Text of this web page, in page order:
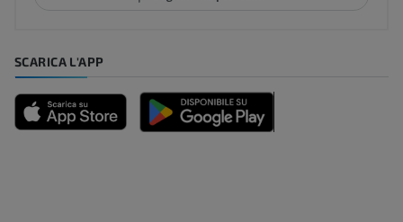
SCARICA L'APP